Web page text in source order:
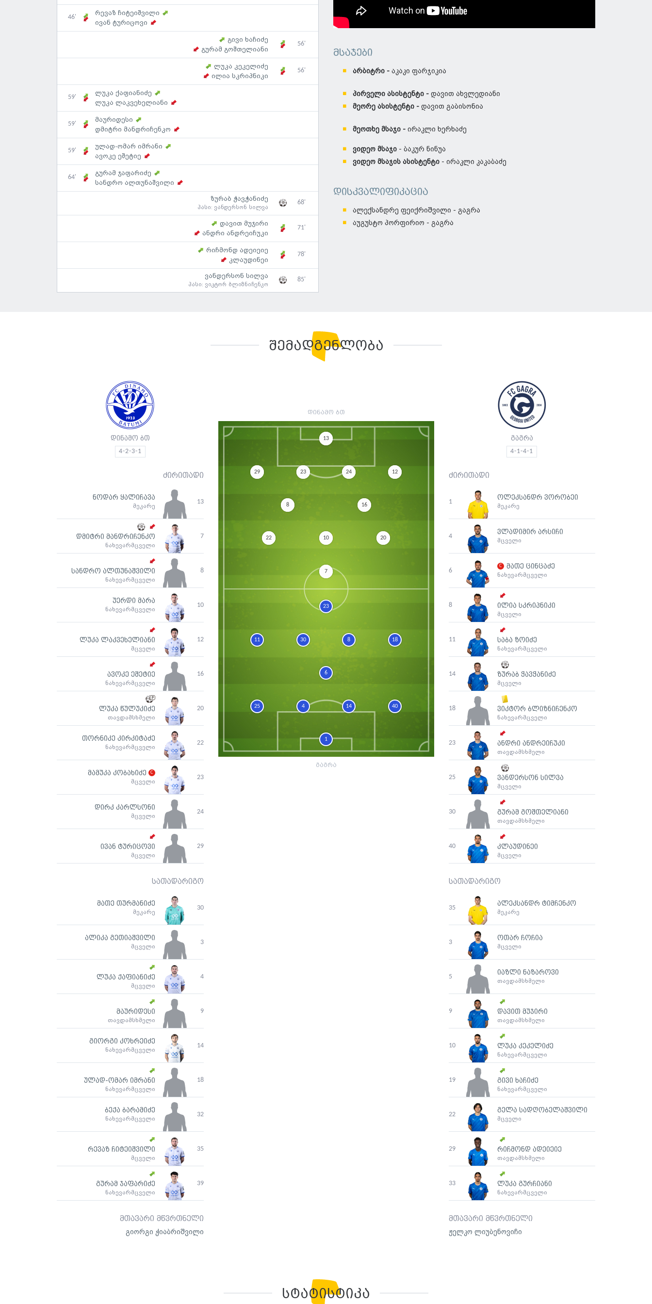
46'
რევაზ ჩიტეიშვილი
ივან ტურიცოვი
გივი ხაჩიძე
გურამ გოშთელიანი
56'
ლუკა კეკელიძე
ილია სკრიპნიკი
56'
59'
ლუკა ქაფიანიძე
ლუკა ლაკვეხელიანი
59'
მაურიდესი
დმიტრი მანდრიჩენკო
59'
ულად-ომარ იმრანი
ავოკე ეშეტიე
64'
გურამ ჯაფარიძე
სანდრო ალთუნაშვილი
ზურაბ ჭავჭანიძე
პასი: ვანდერსონ სილვა
68'
დავით მუჯირი
ანდრი ანდრეიჩუკი
71'
რიჩმონდ ადეიეიე
კლაუდინეი
78'
ვანდერსონ სილვა
პასი: ვიკტორ ბლიზნიჩენკო
85'
მსაჯები
არბიტრი - აკაკი ფარჯიკია
პირველი ასისტენტი - დავით ახვლედიანი
მეორე ასისტენტი - დავით გაბისონია
მეოთხე მსაჯი - ირაკლი ხერხაძე
ვიდეო მსაჯი - ბაკურ ნინუა
ვიდეო მსაჯის ასისტენტი - ირაკლი კაკაბაძე
დისკვალიფიკაცია
ალექსანდრე ფეიქრიშვილი - გაგრა
აუგუსტო პორფირიო - გაგრა
შემადგენლობა
დინამო ბთ
4-2-3-1
ძირითადი
13
ნოდარ ყალიჩავა
მეკარე
7
დმიტრი მანდრიჩენკო
ნახევარმცველი
8
სანდრო ალთუნაშვილი
ნახევარმცველი
10
უერდი მარა
ნახევარმცველი
12
ლუკა ლაკვეხელიანი
მცველი
16
ავოკე ეშეტიე
ნახევარმცველი
20
ლუკა წულუკიძე
თავდამსხმელი
22
თორნიკე კირკიტაძე
ნახევარმცველი
23
მამუკა კობახიძე
მცველი
24
დირკ კარლსონი
მცველი
29
ივან ტურიცოვი
მცველი
სათადარიგო
30
მათე თურმანიძე
მეკარე
3
ალიკა გეთიაშვილი
მცველი
4
ლუკა ქაფიანიძე
მცველი
9
მაურიდესი
თავდამსხმელი
14
გიორგი კოხრეიძე
ნახევარმცველი
18
ულად-ომარ იმრანი
ნახევარმცველი
32
ბექა ბარამიძე
ნახევარმცველი
35
რევაზ ჩიტეიშვილი
მცველი
39
გურამ ჯაფარიძე
ნახევარმცველი
მთავარი მწვრთნელი
გიორგი ჭიაბრიშვილი
გაგრა
4-1-4-1
ძირითადი
1
ოლეკსანდრ ვორობეი
მეკარე
4
ვლადიმირ არსიჩი
მცველი
6
მათე ცინცაძე
ნახევარმცველი
8 ილია სკრიპნიკი
მცველი
11 საბა ზოიძე
ნახევარმცველი
14 ზურაბ ჭავჭანიძე
მცველი
18 ვიკტორ ბლიზნიჩენკო
ნახევარმცველი
23 ანდრი ანდრეიჩუკი
თავდამსხმელი
25 ვანდერსონ სილვა
მცველი
30 გურამ გოშთელიანი
თავდამსხმელი
40 კლაუდინეი
მცველი
სათადარიგო
35
ალეკსანდრ ტიმჩენკო
მეკარე
3
ოთარ ჩოჩია
მცველი
5
იაზლი ნაზაროვი
თავდამსხმელი
9 დავით მუჯირი
თავდამსხმელი
10 ლუკა კეკელიძე
ნახევარმცველი
19 გივი ხაჩიძე
ნახევარმცველი
22
გელა სადღობელაშვილი
მცველი
29 რიჩმონდ ადეიეიე
თავდამსხმელი
33 ლუკა გურჩიანი
ნახევარმცველი
მთავარი მწვრთნელი
ჟელკო ლიუბენოვიჩი
დინამო ბთ
13
29 23 24 12
8 16
22 10 20
7
1
40
14
4
25
6
18
8
30
11
23
გაგრა
სტატისტიკა